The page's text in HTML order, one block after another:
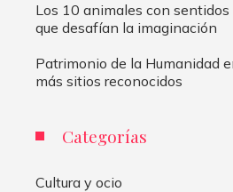
Los 10 animales con
que desafían la imaginación
Patrimonio de la Humanidad
más sitios reconocidos
Categorías
Cultura y ocio